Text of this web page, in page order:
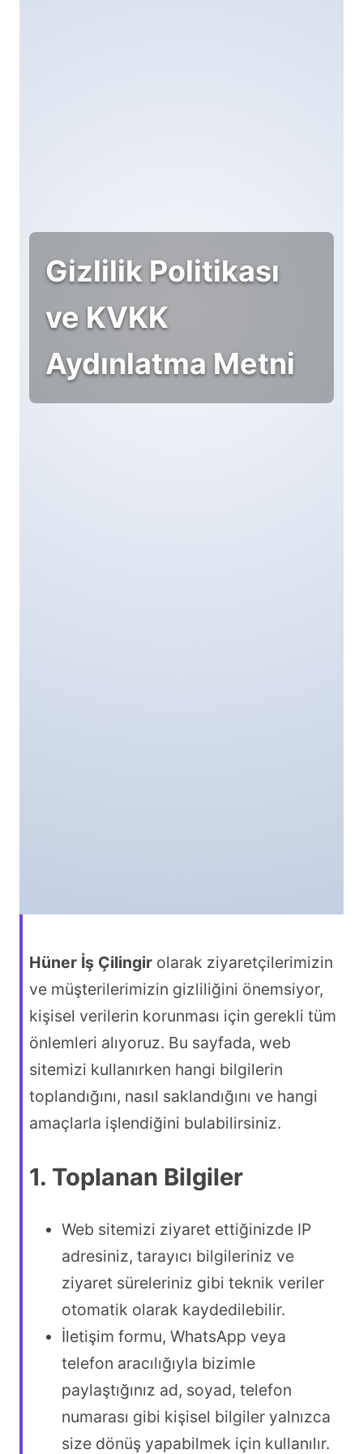
Gizlilik Politikası
ve KVKK
Aydınlatma Metni
Hüner İş Çilingir olarak ziyaretçilerimizin
ve müşterilerimizin gizliliğini önemsiyor,
kişisel verilerin korunması için gerekli tüm
önlemleri alıyoruz. Bu sayfada, web
sitemizi kullanırken hangi bilgilerin
toplandığını, nasıl saklandığını ve hangi
amaçlarla işlendiğini bulabilirsiniz.
1. Toplanan Bilgiler
Web sitemizi ziyaret ettiğinizde IP
adresiniz, tarayıcı bilgileriniz ve
ziyaret süreleriniz gibi teknik veriler
otomatik olarak kaydedilebilir.
İletişim formu, WhatsApp veya
telefon aracılığıyla bizimle
paylaştığınız ad, soyad, telefon
numarası gibi kişisel bilgiler yalnızca
size dönüş yapabilmek için kullanılır.